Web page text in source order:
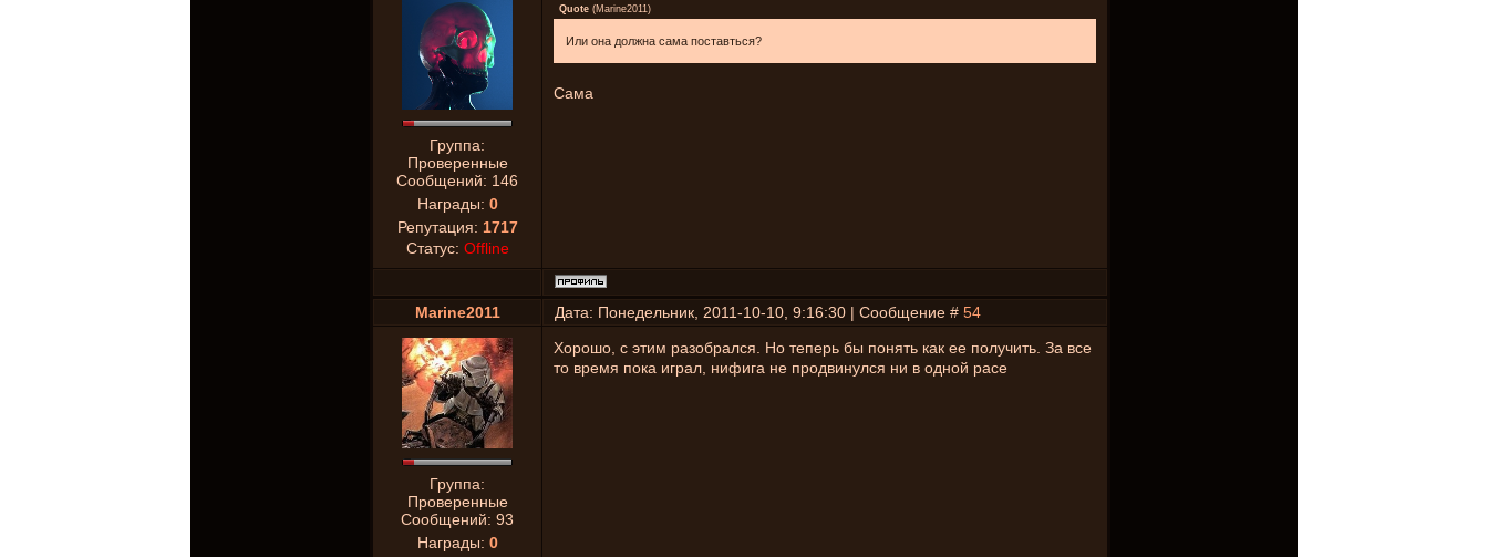
Группа:
Проверенные
Сообщений: 146
Награды: 0
Репутация: 1717
Статус: Offline
Quote (Marine2011)
Или она должна сама поставться?
Сама
Marine2011 Дата: Понедельник, 2011-10-10, 9:16:30 | Сообщение # 54
Группа:
Проверенные
Сообщений: 93
Награды: 0
Хорошо, с этим разобрался. Но теперь бы понять как ее получить. За все
то время пока играл, нифига не продвинулся ни в одной расе